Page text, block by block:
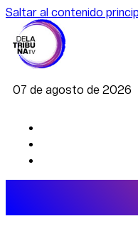
Saltar al contenido
07 de agosto de 2026